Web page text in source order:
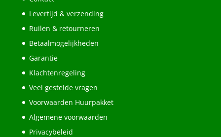
Levertijd & verzending
Ruilen & retourneren
Betaalmogelijkheden
Garantie
Klachtenregeling
Veel gestelde vragen
Voorwaarden Huurpakket
Algemene voorwaarden
Privacybeleid